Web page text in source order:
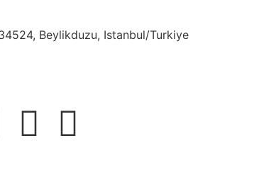
Beylikduzu, Istanbul/Turkiye